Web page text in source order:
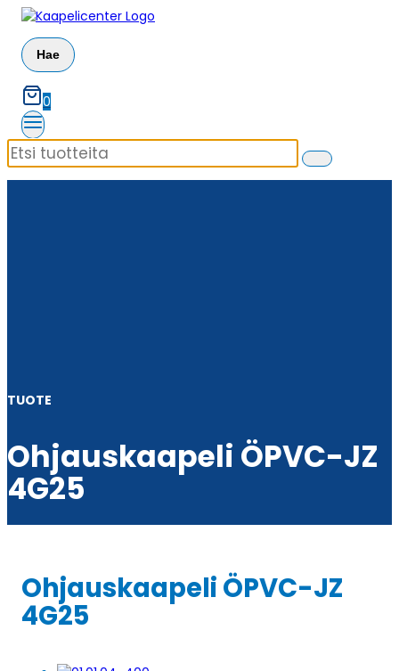
Siirry
sisältöön
Hae
0
TUOTE
Ohjauskaapeli ÖPVC-JZ
4G25
Ohjauskaapeli ÖPVC-JZ
4G25